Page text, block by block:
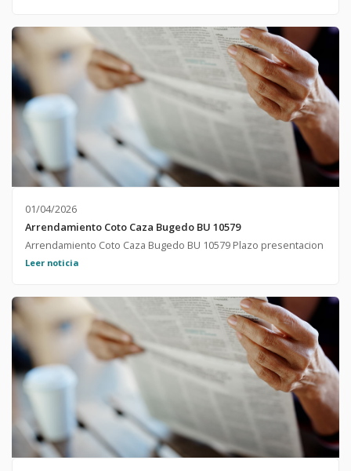
01/04/2026
Arrendamiento Coto Caza Bugedo BU 10579
Arrendamiento Coto Caza Bugedo BU 10579 Plazo presentacion
proposiciones:; hasta día 16 de abril de 2026 a las 11 horas.
14.30 horas.
Leer noticia